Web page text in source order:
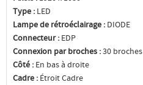
Type : LED
Lampe de rétroéclairage : DIODE
Connecteur : EDP
Connexion par broches :30 broches
Côté : En bas à droite
Cadre : Étroit Cadre